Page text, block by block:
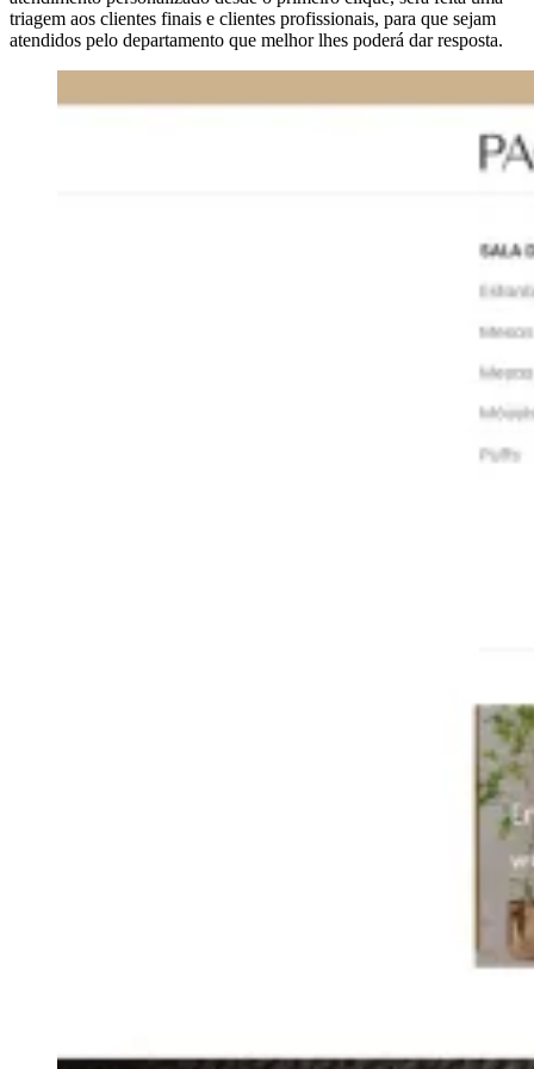
triagem aos clientes finais e clientes profissionais, para que sejam
atendidos pelo departamento que melhor lhes poderá dar resposta.